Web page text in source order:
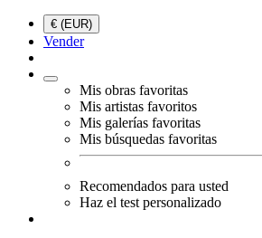
€ (EUR)
Vender
Mis obras favoritas
Mis artistas favoritos
Mis galerías favoritas
Mis búsquedas favoritas
Recomendados para usted
Haz el test personalizado